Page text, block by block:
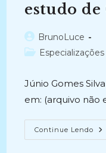
estudo de
Autor
do
BrunoLuce
Categoria
Especializações
Júnio Gomes
em: (arquivo não
Continue Lendo